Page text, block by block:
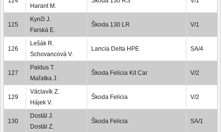
Harant M.
125
Kynčl J.
Farská E.
Škoda 130 LR V/1
126
Lešák R.
Schovancová V.
Lancia Delta HPE SA/4
127
Paldus T.
Mařatka J.
Škoda Felicia Kit Car V/2
129
Václavík Z.
Hájek V.
Škoda Felicia V/2
130
Dostál J.
Dostál Z.
Škoda Felicia SA/1